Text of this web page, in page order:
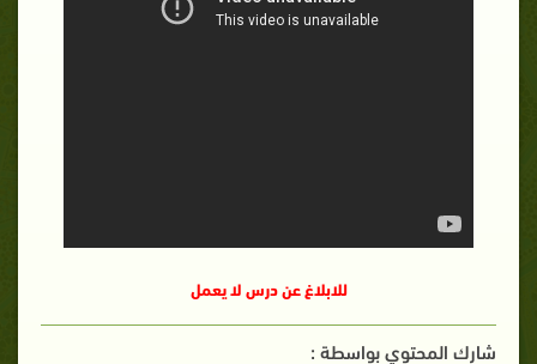
للابلاغ عن درس لا يعمل
شارك المحتوي بواسطة :